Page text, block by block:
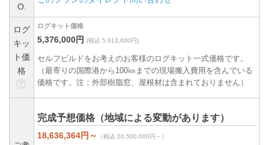
O.
ログ
キッ
ト価
格
ログキット価格
5,376,000円 (税込 5,913,600円)
セルフビルドをお考えのお客様のログキット一式価格です。
（最寄りの国際港から100㎞までの現場搬入費用を含んでいる
価格です。注：外部樹脂窓、屋根材は含まれておりません）
完成予想価格（地域による変動があります）
18,636,364円～ （税込 20,500,000円～）